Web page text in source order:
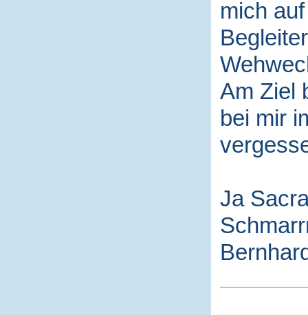
mich
Am Ziel
bei mir
Ja